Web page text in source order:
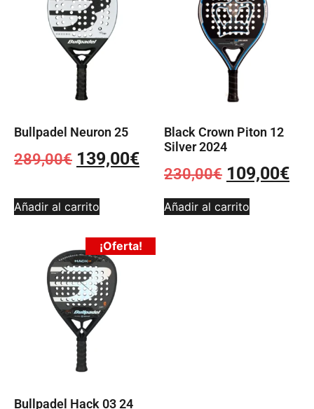
Bullpadel Neuron 25
289,00€ 139,00€
Añadir al carrito
Black Crown Piton 12
Silver 2024
230,00€ 109,00€
Añadir al carrito
¡Oferta!
Bullpadel Hack 03 24